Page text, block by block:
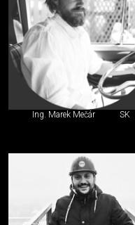
Ing. Marek Mečár SK